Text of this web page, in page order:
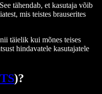
tähendab, et kasutaja võib
mis teistes brauserites
täielik kui mõnes teises
hindavatele kasutajatele
)?